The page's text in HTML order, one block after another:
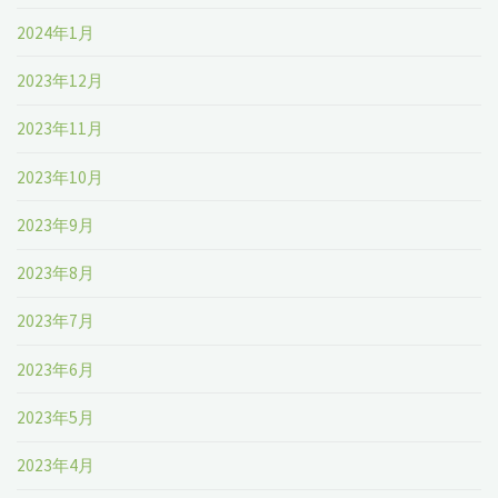
2024年1月
2023年12月
2023年11月
2023年10月
2023年9月
2023年8月
2023年7月
2023年6月
2023年5月
2023年4月